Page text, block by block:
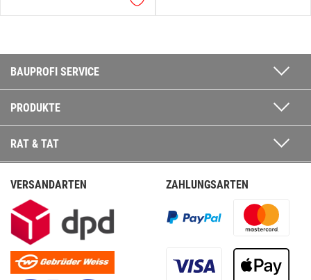
BAUPROFI SERVICE
PRODUKTE
RAT & TAT
VERSANDARTEN ZAHLUNGSARTEN